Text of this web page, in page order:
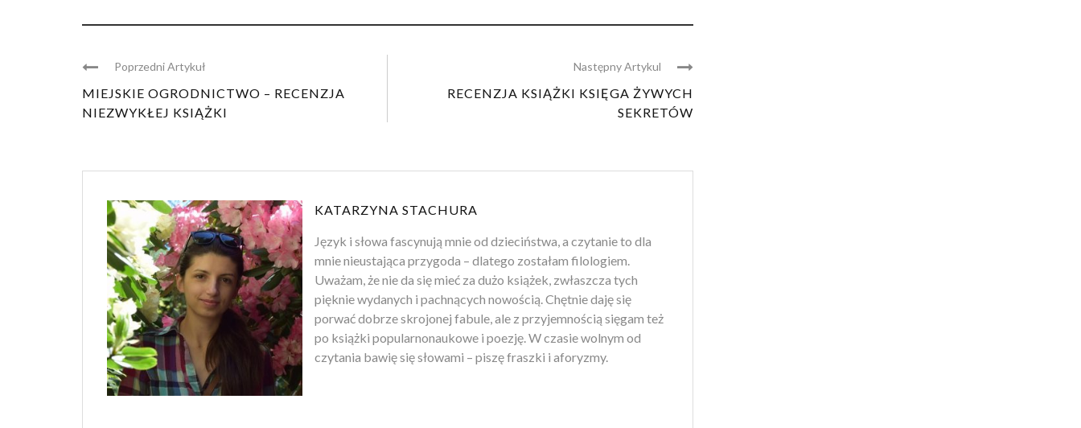
Poprzedni Artykuł
MIEJSKIE OGRODNICTWO – RECENZJA
NIEZWYKŁEJ KSIĄŻKI
Następny Artykul
RECENZJA KSIĄŻKI KSIĘGA ŻYWYCH
SEKRETÓW
KATARZYNA STACHURA
Język i słowa fascynują mnie od dzieciństwa, a czytanie to dla
mnie nieustająca przygoda – dlatego zostałam filologiem.
Uważam, że nie da się mieć za dużo książek, zwłaszcza tych
pięknie wydanych i pachnących nowością. Chętnie daję się
porwać dobrze skrojonej fabule, ale z przyjemnością sięgam też
po książki popularnonaukowe i poezję. W czasie wolnym od
czytania bawię się słowami – piszę fraszki i aforyzmy.